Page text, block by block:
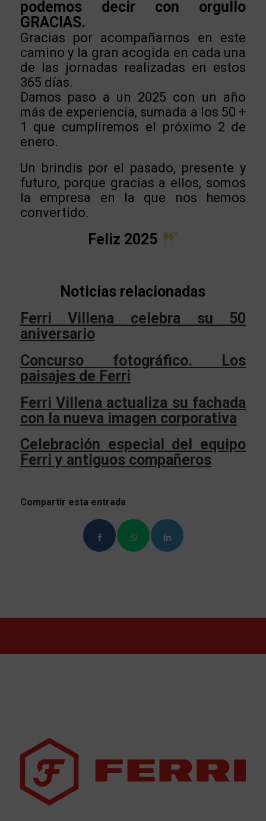
podemos decir con orgullo
GRACIAS.
Gracias por acompañarnos en este
camino y la gran acogida en cada una
de las jornadas realizadas en estos
365 días.
Damos paso a un 2025 con un año
más de experiencia, sumada a los 50 +
1 que cumpliremos el próximo 2 de
enero.
Un brindis por el pasado, presente y
futuro, porque gracias a ellos, somos
la empresa en la que nos hemos
convertido.
Feliz 2025
Noticias relacionadas
Ferri Villena celebra su 50
aniversario
Concurso fotográfico. Los
paisajes de Ferri
Ferri Villena actualiza su fachada
con la nueva imagen corporativa
Celebración especial del equipo
Ferri y antiguos compañeros
Compartir esta entrada